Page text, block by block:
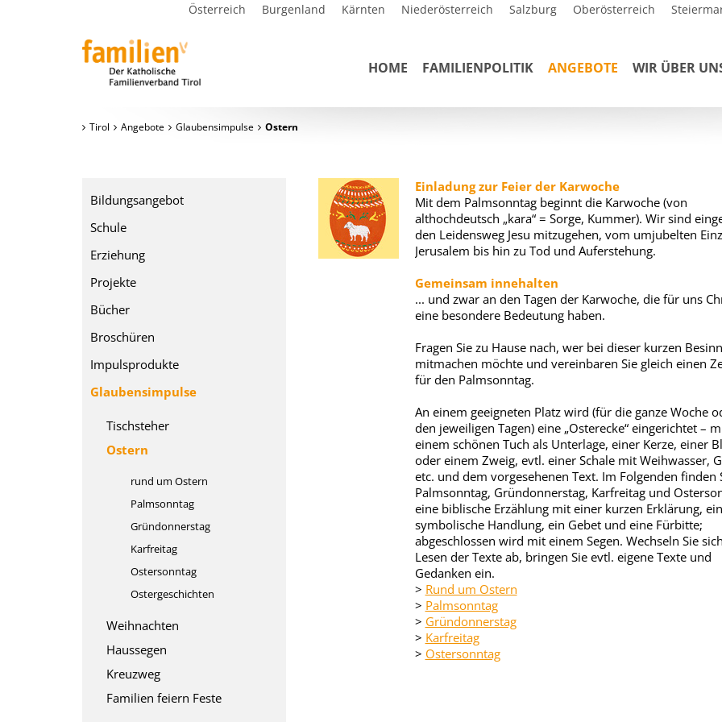
Österreich Burgenland Kärnten Niederösterreich Salzburg Oberösterreich
HOME FAMILIENPOLITIK ANGEBOTE WIR ÜBER
Tirol Angebote Glaubensimpulse Ostern
Einladung zur Feier der Karwoche
Mit dem Palmsonntag beginnt die Karwoche (von
althochdeutsch „kara“ = Sorge, Kummer). Wir sind
den Leidensweg Jesu mitzugehen, vom umjubelten
Jerusalem bis hin zu Tod und Auferstehung.
Gemeinsam innehalten
... und zwar an den Tagen der Karwoche, die für uns
eine besondere Bedeutung haben.
Fragen Sie zu Hause nach, wer bei dieser kurzen
mitmachen möchte und vereinbaren Sie gleich einen
für den Palmsonntag.
An einem geeigneten Platz wird (für die ganze Woche
den jeweiligen Tagen) eine „Osterecke“ eingerichtet –
einem schönen Tuch als Unterlage, einer Kerze, einer
oder einem Zweig, evtl. einer Schale mit Weihwasser,
etc. und dem vorgesehenen Text. Im Folgenden finden
Palmsonntag, Gründonnerstag, Karfreitag und
eine biblische Erzählung mit einer kurzen Erklärung,
symbolische Handlung, ein Gebet und eine Fürbitte;
abgeschlossen wird mit einem Segen. Wechseln Sie
Lesen der Texte ab, bringen Sie evtl. eigene Texte und
Gedanken ein.
> Rund um Ostern
> Palmsonntag
> Gründonnerstag
> Karfreitag
> Ostersonntag
Bildungsangebot
Schule
Erziehung
Projekte
Bücher
Broschüren
Impulsprodukte
Glaubensimpulse
Tischsteher
Ostern
rund um Ostern
Palmsonntag
Gründonnerstag
Karfreitag
Ostersonntag
Ostergeschichten
Weihnachten
Haussegen
Kreuzweg
Familien feiern Feste